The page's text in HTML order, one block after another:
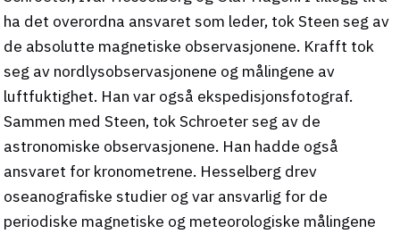
ha det overordna ansvaret som leder, tok Steen seg av
de absolutte magnetiske observasjonene. Krafft tok
seg av nordlysobservasjonene og målingene av
luftfuktighet. Han var også ekspedisjonsfotograf.
Sammen med Steen, tok Schroeter seg av de
astronomiske observasjonene. Han hadde også
ansvaret for kronometrene. Hesselberg drev
oseanografiske studier og var ansvarlig for de
periodiske magnetiske og meteorologiske målingene